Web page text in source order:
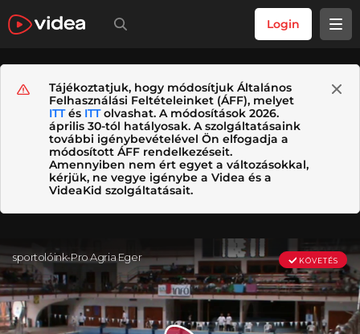
Login
Tájékoztatjuk, hogy módosítjuk Általános
Felhasználási Feltételeinket (ÁFF), melyet
ITTés ITTolvashat. A módosítások 2026.
április 30-tól hatályosak. A szolgáltatásaink
további igénybevételével Ön elfogadja a
módosított ÁFF rendelkezéseit.
Amennyiben nem ért egyet a változásokkal,
kérjük, ne vegye igénybe a Videa és a
VideaKid szolgáltatásait.